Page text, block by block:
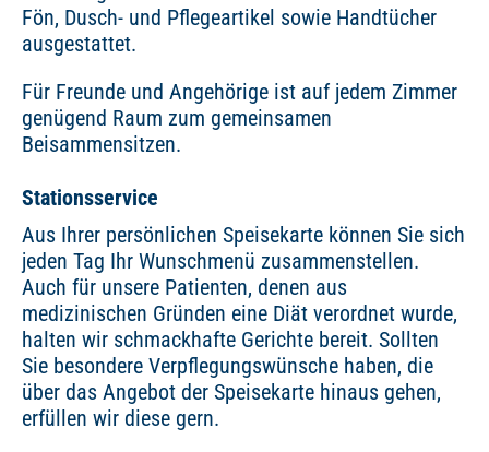
Fön, Dusch- und Pflegeartikel sowie Handtücher
ausgestattet.
Für Freunde und Angehörige ist auf jedem Zimmer
genügend Raum zum gemeinsamen
Beisammensitzen.
Stationsservice
Aus Ihrer persönlichen Speisekarte können Sie sich
jeden Tag Ihr Wunschmenü zusammenstellen.
Auch für unsere Patienten, denen aus
medizinischen Gründen eine Diät verordnet wurde,
halten wir schmackhafte Gerichte bereit. Sollten
Sie besondere Verpflegungswünsche haben, die
über das Angebot der Speisekarte hinaus gehen,
erfüllen wir diese gern.